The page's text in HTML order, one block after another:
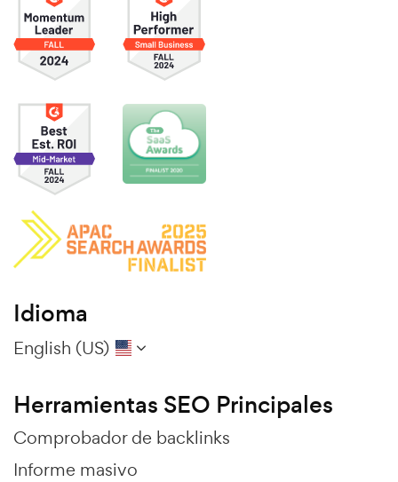
Idioma
English (US)
Herramientas SEO Principales
Comprobador de backlinks
Informe masivo